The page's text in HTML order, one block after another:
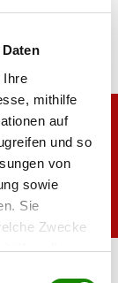
Ihre
mithilfe
auf
und so
von
sowie
Sie
Zwecke
über die